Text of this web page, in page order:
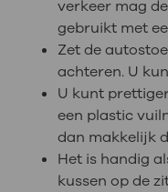
verkeer mag
gebruikt met
Zet de
achteren. U
U kunt
een plastic
dan makkelijk
Het is handig
kussen op de